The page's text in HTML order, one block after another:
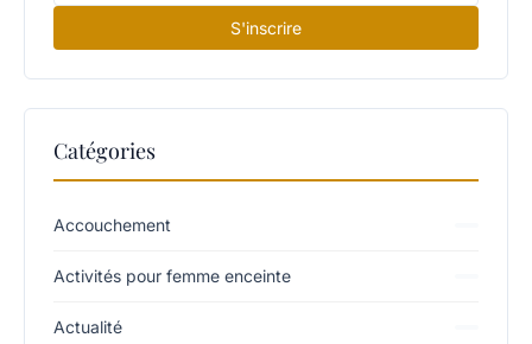
S'inscrire
Catégories
Accouchement
Activités pour femme enceinte
Actualité